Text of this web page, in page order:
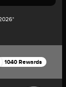
1040 Rewards